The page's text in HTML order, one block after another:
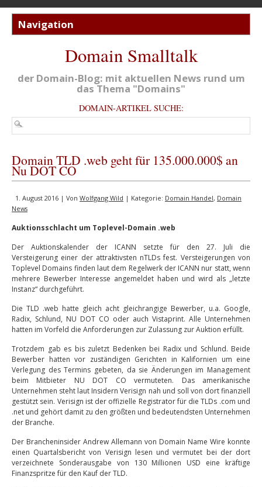
Domain Smalltalk
der Domain-Blog: mit aktuellen News rund um
das Thema "Domains"
DOMAIN-ARTIKEL SUCHE:
Domain TLD .web geht für 135.000.000$ an
Nu DOT CO
1. August 2016 | Von Wolfgang Wild | Kategorie: Domain Handel, Domain
News
Auktionsschlacht um Toplevel-Domain .web
Der Auktionskalender der ICANN setzte für den 27. Juli die
Versteigerung einer der attraktivsten nTLDs fest. Versteigerungen von
Toplevel Domains finden laut dem Regelwerk der ICANN nur statt, wenn
mehrere Bewerber Interesse angemeldet haben und wird als „letzte
Instanz“ durchgeführt.
Die TLD .web hatte gleich acht gleichrangige Bewerber, u.a. Google,
Radix, Schlund, NU DOT CO oder auch Vistaprint. Alle Unternehmen
hatten im Vorfeld die Anforderungen zur Zulassung zur Auktion erfüllt.
Trotzdem gab es bis zuletzt Bedenken bei Radix und Schlund. Beide
Bewerber hatten vor zuständigen Gerichten in Kalifornien um eine
Verlegung des Termins gebeten, da sie Änderungen im Management
beim Mitbieter NU DOT CO vermuteten. Das amerikanische
Unternehmen steht laut Insidern Verisign nah und soll von dort finanziell
gestützt sein. Verisign ist der offizielle Registrator für die TLDs .com und
.net und gehört damit zu den größten und bedeutendsten Unternehmen
der Branche.
Der Brancheninsider Andrew Allemann von Domain Name Wire konnte
einen Quartalsbericht von Verisign lesen und vermutet bei der dort
verzeichnete Sonderausgabe von 130 Millionen USD eine kräftige
Finanzspritze für den Kauf der TLD.